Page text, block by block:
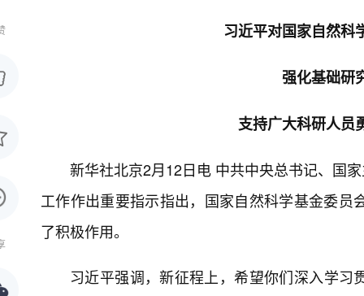
习近平对国家自然科
强化基础研
支持广大科研人员
新华社北京2月12日电 中共中央总书记、国
工作作出重要指示指出，国家自然科学基金委
了积极作用。
习近平强调，新征程上，希望你们深入学